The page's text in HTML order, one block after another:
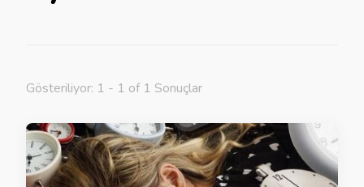
Gösteriliyor: 1 - 1 of 1 Sonuçlar